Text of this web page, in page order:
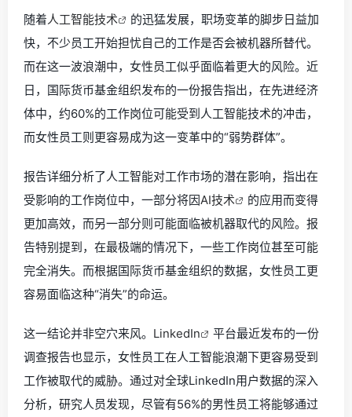
随着人工智能技术
的迅猛发展，职场变革的脚步日益加
快，不少员工开始担忧自己的工作是否会被机器所替代。
而在这一波浪潮中，女性员工似乎面临着更大的风险。近
日，国际货币基金组织发布的一份报告指出，在先进经济
体中，约60%的工作岗位可能受到人工智能技术的冲击，
而女性员工则更容易成为这一变革中的“弱势群体”。
报告详细分析了人工智能对工作市场的潜在影响，指出在
受影响的工作岗位中，一部分将因AI技术
的应用而变得
更加高效，而另一部分则可能面临被机器取代的风险。报
告特别提到，在最极端的情况下，一些工作岗位甚至可能
完全消失。而根据国际货币基金组织的数据，女性员工更
容易面临这种“消失”的命运。
这一结论并非空穴来风。 LinkedIn
平台最近发布的一份
调查报告也显示，女性员工在人工智能浪潮下更容易受到
工作被取代的威胁。通过对全球LinkedIn用户数据的深入
分析，研究人员发现，尽管有56%的男性员工将能够通过